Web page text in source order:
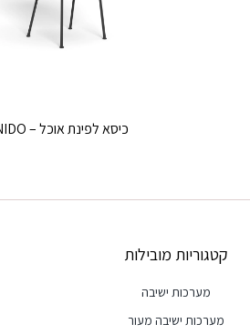
כיסא לפינת אוכל – NIDO
קטגוריות מובילות
מערכות ישיבה
מערכות ישיבה מעור